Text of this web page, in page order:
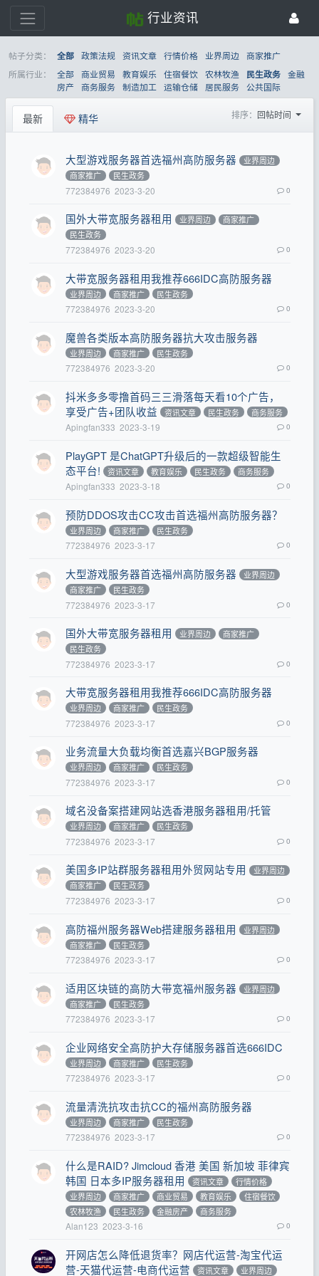
行业资讯
帖子分类： 全部 政策法规 资讯文章 行情价格 业界周边
商家推广
所属行业：
全部 商业贸易 教育娱乐 住宿餐饮 农林牧渔 民生政务 金融
房产
商务服务 制造加工 运输仓储 居民服务 公共国际
最新 精华 排序： 回帖时间
大型游戏服务器首选福州高防服务器
业界周边
商家推广
民生政务
772384976 2023-3-20 0
国外大带宽服务器租用 业界周边
商家推广
民生政务
772384976 2023-3-20 0
大带宽服务器租用我推荐666IDC高防服务器
业界周边 商家推广 民生政务
772384976 2023-3-20 0
魔兽各类版本高防服务器抗大攻击服务器
业界周边 商家推广 民生政务
772384976 2023-3-20 0
抖米多多零撸首码三三滑落每天看10个广告，
享受广告+团队收益
资讯文章 民生政务 商务服务
Apingfan333 2023-3-19 0
PlayGPT 是ChatGPT升级后的一款超级智能生
态平台!
资讯文章 教育娱乐 民生政务 商务服务
Apingfan333 2023-3-18 0
预防DDOS攻击CC攻击首选福州高防服务器？
业界周边 商家推广 民生政务
772384976 2023-3-17 0
大型游戏服务器首选福州高防服务器
业界周边
商家推广
民生政务
772384976 2023-3-17 0
国外大带宽服务器租用 业界周边
商家推广
民生政务
772384976 2023-3-17 0
大带宽服务器租用我推荐666IDC高防服务器
业界周边 商家推广 民生政务
772384976 2023-3-17 0
业务流量大负载均衡首选嘉兴BGP服务器
业界周边 商家推广 民生政务
772384976 2023-3-17 0
域名没备案搭建网站选香港服务器租用/托管
业界周边 商家推广 民生政务
772384976 2023-3-17 0
美国多IP站群服务器租用外贸网站专用
业界周边
商家推广
民生政务
772384976 2023-3-17 0
高防福州服务器Web搭建服务器租用
业界周边
商家推广
民生政务
772384976 2023-3-17 0
适用区块链的高防大带宽福州服务器
业界周边
商家推广
民生政务
772384976 2023-3-17 0
企业网络安全高防护大存储服务器首选666IDC
业界周边 商家推广 民生政务
772384976 2023-3-17 0
流量清洗抗攻击抗CC的福州高防服务器
业界周边 商家推广 民生政务
772384976 2023-3-17 0
什么是RAID? Jimcloud 香港 美国 新加坡 菲律宾
韩国 日本多IP服务器租用
资讯文章
行情价格
业界周边
商家推广 商业贸易 教育娱乐
住宿餐饮
农林牧渔
民生政务 金融房产 商务服务
Alan123 2023-3-16 0
开网店怎么降低退货率？网店代运营-淘宝代运
营-天猫代运营-电商代运营
资讯文章 业界周边